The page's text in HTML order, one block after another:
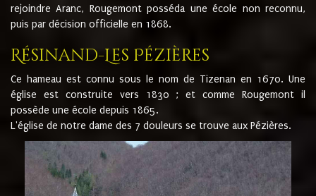
rejoindre Aranc, Rougemont posséda une école non reconnu,
puis par décision officielle en 1868.
Résinand-Les Pézières
Ce hameau est connu sous le nom de Tizenan en 1670. Une
église est construite vers 1830 ; et comme Rougemont il
possède une école depuis 1865.
L'église de notre dame des 7 douleurs se trouve aux Pézières.